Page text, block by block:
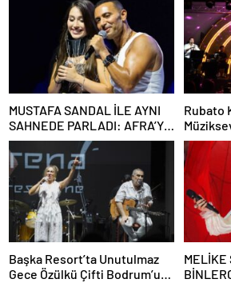
DÜNYASININ ÜNLÜ
İSİMLERİYLE KUTLADI!
MUSTAFA SANDAL İLE AYNI
SAHNEDE PARLADI: AFRA’YA
HARBİYE’DE BÜYÜK ALKIŞ
Rubato
Devam
Başka Resort’ta Unutulmaz
Gece Özülkü Çifti Bodrum’u
MELİKE